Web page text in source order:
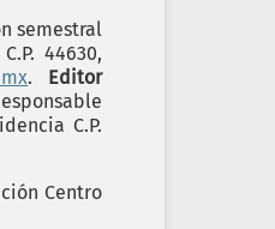
semestral
44630,
. Editor
C.P.
Centro